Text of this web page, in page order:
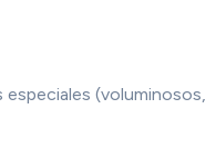
(voluminosos,